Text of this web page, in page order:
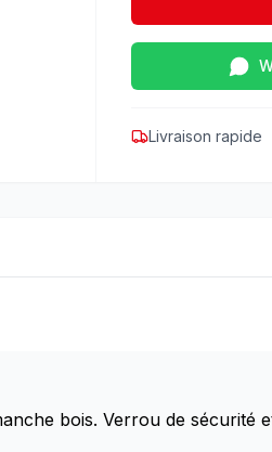
Livraison rapide
bois. Verrou de sécurité